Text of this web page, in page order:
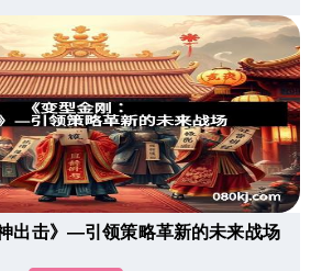
出击》—引领策略革新的未来战场